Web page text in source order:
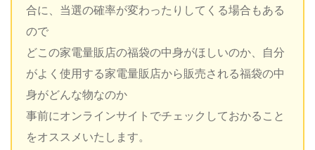
合に、当選の確率が変わったりしてくる場合もある
ので
どこの家電量販店の福袋の中身がほしいのか、自分
がよく使用する家電量販店から販売される福袋の中
身がどんな物なのか
事前にオンラインサイトでチェックしておかること
をオススメいたします。